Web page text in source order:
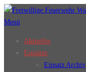
Zum
Inhalt
Menü
Aktuelles
Einsätze
Einsatz Archiv